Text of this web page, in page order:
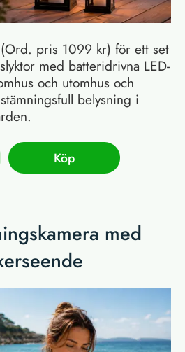
pris 1099 kr) för ett set
med batteridrivna LED-
och utomhus och
belysning i
Köp
med